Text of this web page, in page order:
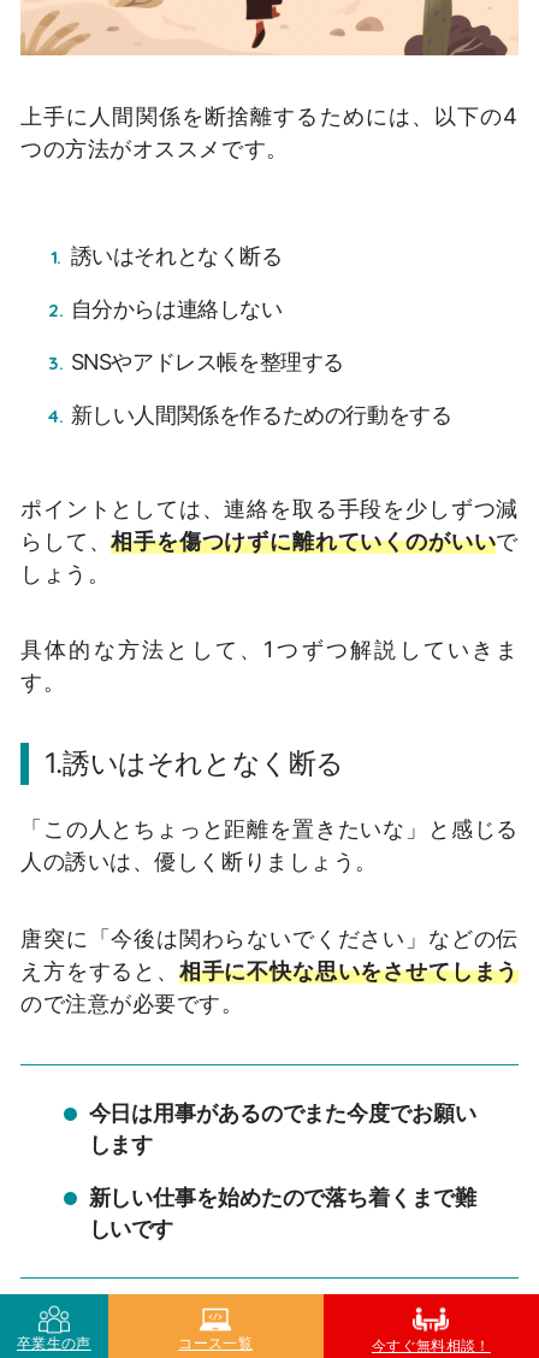
上手に人間関係を断捨離するためには、以下の4
つの方法がオススメです。
誘いはそれとなく断る
自分からは連絡しない
SNSやアドレス帳を整理する
新しい人間関係を作るための行動をする
ポイントとしては、連絡を取る手段を少しずつ減
らして、相手を傷つけずに離れていくのがいいで
しょう。
具体的な方法として、1つずつ解説していきま
す。
1.誘いはそれとなく断る
「この人とちょっと距離を置きたいな」と感じる
人の誘いは、優しく断りましょう。
唐突に「今後は関わらないでください」などの伝
え方をすると、 相手に不快な思いをさせてしまう
ので注意が必要です。
今日は用事があるのでまた今度でお願い
します
新しい仕事を始めたので落ち着くまで難
しいです
卒業生の声 コース一覧 今すぐ無料相談！